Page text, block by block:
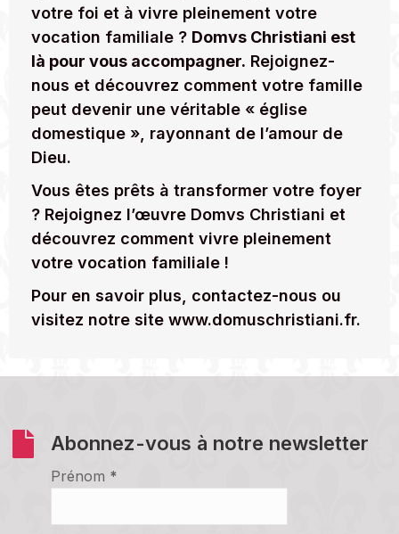
votre foi et à vivre pleinement votre
vocation familiale ? Domvs Christiani est
là pour vous accompagner. Rejoignez-
nous et découvrez comment votre famille
peut devenir une véritable « église
domestique », rayonnant de l’amour de
Dieu.
Vous êtes prêts à transformer votre foyer
? Rejoignez l’œuvre Domvs Christiani et
découvrez comment vivre pleinement
votre vocation familiale !
Pour en savoir plus, contactez-nous ou
visitez notre site www.domuschristiani.fr.
Abonnez-vous à notre newsletter
Prénom *